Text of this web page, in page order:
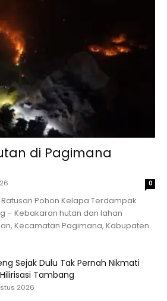
di Pagimana
0
Pohon Kelapa Terdampak
– Kebakaran hutan dan lahan
Kecamatan Pagimana, Kabupaten
Sejak Dulu Tak Pernah Nikmati
Hilirisasi Tambang
2026